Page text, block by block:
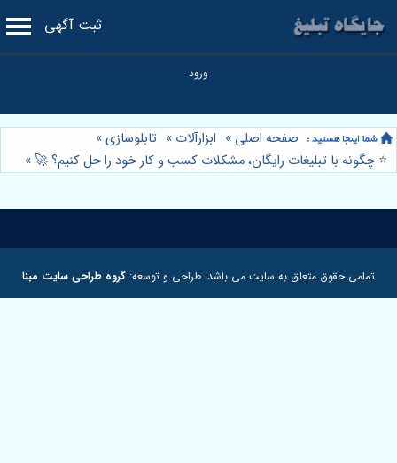
ثبت آگهی
صفحه اصلی » ابزارآلات » تابلوسازی»
⭐️ چگونه با تبلیغات رایگان، مشکلات کسب و کار خود را حل کنیم؟ 🚀 »
تمامی حقوق متعلق به سایت می باشد. طراحی و توسعه: گروه طراحی سایت مبنا